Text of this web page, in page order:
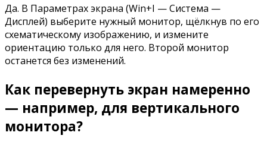
Да. В Параметрах экрана (Win+I — Система —
Дисплей) выберите нужный монитор, щёлкнув по его
схематическому изображению, и измените
ориентацию только для него. Второй монитор
останется без изменений.
Как перевернуть экран намеренно
— например, для вертикального
монитора?